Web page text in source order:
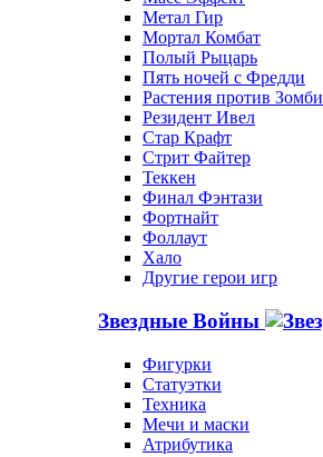
Метал Гир
Мортал Комбат
Полый Рыцарь
Пять ночей с Фредди
Растения против Зомби
Резидент Ивел
Стар Крафт
Стрит Файтер
Теккен
Финал Фэнтази
Фортнайт
Фоллаут
Хало
Другие герои игр
Звездные Войны
Фигурки
Статуэтки
Техника
Мечи и маски
Атрибутика